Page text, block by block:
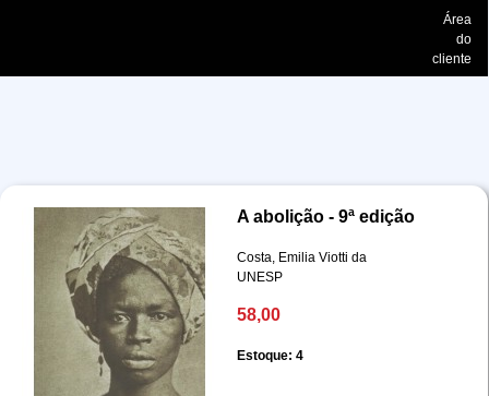
Área
do
cliente
A abolição - 9ª edição
Costa, Emilia Viotti da
UNESP
58,00
Estoque: 4